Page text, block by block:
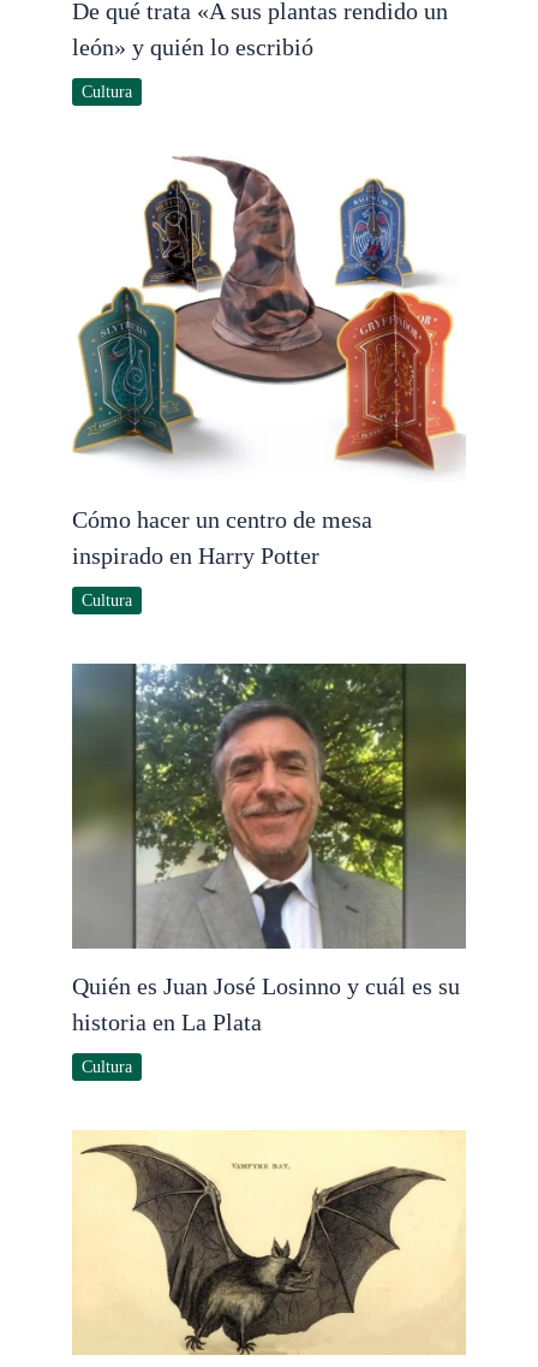
De qué trata «A sus plantas rendido un
león» y quién lo escribió
Cultura
Cómo hacer un centro de mesa
inspirado en Harry Potter
Cultura
Quién es Juan José Losinno y cuál es su
historia en La Plata
Cultura